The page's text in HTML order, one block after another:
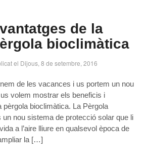
de la
bioclimàtica
el Dijous, 8 de setembre, 2016
de les vacances i us portem un nou
volem mostrar els beneficis i
pèrgola bioclimàtica. La Pèrgola
nou sistema de protecció solar que li
a l’aire lliure en qualsevol època de
la […]